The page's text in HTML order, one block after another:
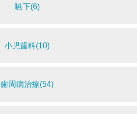
嚥下(6)
小児歯科(10)
歯周病治療(54)